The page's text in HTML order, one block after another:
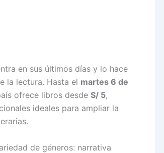
en sus últimos días y lo hace
la lectura. Hasta el martes 6 de
ofrece libros desde S/ 5,
ideales para ampliar la
de géneros: narrativa